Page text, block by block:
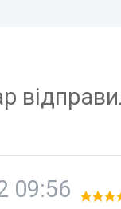
09:56